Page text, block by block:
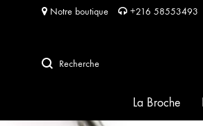
Notre boutique +216 58553493
Recherche
La Broche